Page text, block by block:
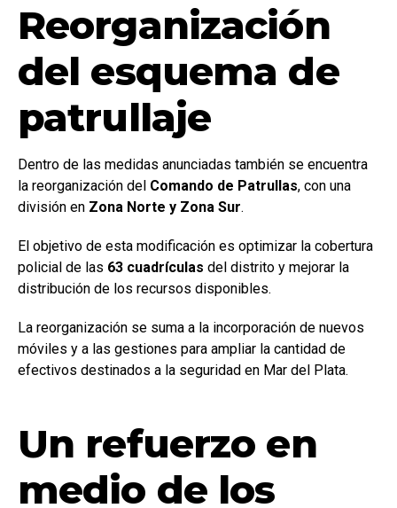
Reorganización
del esquema de
patrullaje
Dentro de las medidas anunciadas también se encuentra
la reorganización del Comando de Patrullas, con una
división en Zona Norte y Zona Sur.
El objetivo de esta modificación es optimizar la cobertura
policial de las 63 cuadrículas del distrito y mejorar la
distribución de los recursos disponibles.
La reorganización se suma a la incorporación de nuevos
móviles y a las gestiones para ampliar la cantidad de
efectivos destinados a la seguridad en Mar del Plata.
Un refuerzo en
medio de los